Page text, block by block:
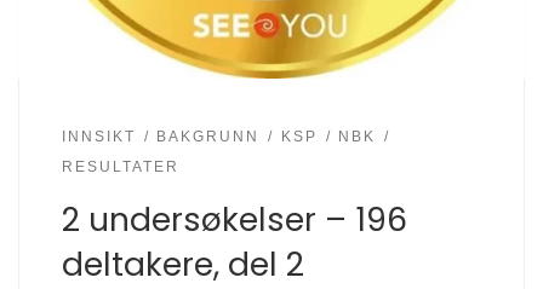
INNSIKT BAKGRUNN KSP
NBK
RESULTATER
2 undersøkelser – 196
deltakere, del 2